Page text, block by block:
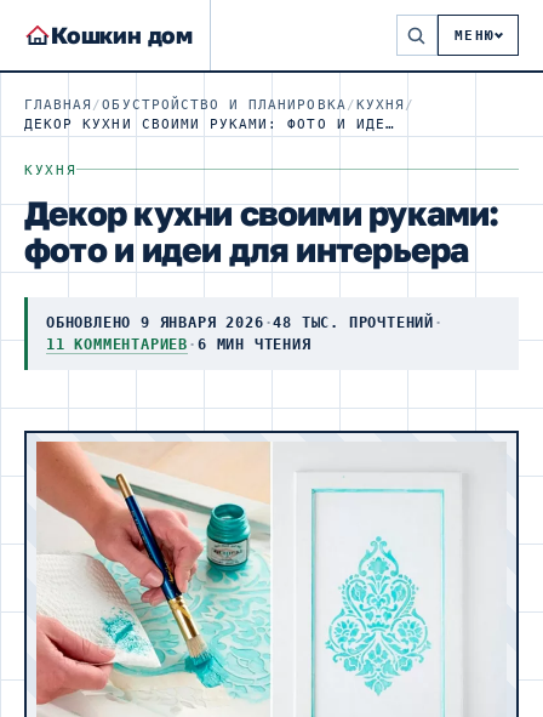
Кошкин дом МЕНЮ
ГЛАВНАЯ /ОБУСТРОЙСТВО И ПЛАНИРОВКА /КУХНЯ /
ДЕКОР КУХНИ СВОИМИ РУКАМИ: ФОТО И ИДЕИ ДЛЯ ИНТЕРЬЕРА
КУХНЯ
Декор кухни своими руками:
фото и идеи для интерьера
ОБНОВЛЕНО 9 ЯНВАРЯ 2026 ·48 ТЫС. ПРОЧТЕНИЙ ·
11 КОММЕНТАРИЕВ · 6 МИН ЧТЕНИЯ